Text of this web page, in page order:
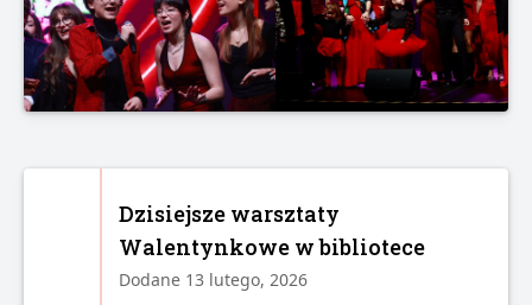
Dzisiejsze warsztaty
Walentynkowe w bibliotece
Dodane 13 lutego, 2026